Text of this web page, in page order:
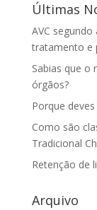
Últimas
AVC
tratamento e
Sabias que o
órgãos?
Porque
Como são
Tradicional
Retenção de
Arquivo